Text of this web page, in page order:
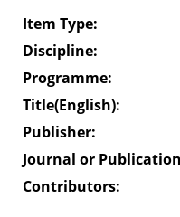
Item Type:
Discipline:
Programme:
Title(English):
Publisher:
Journal or
Contributors: